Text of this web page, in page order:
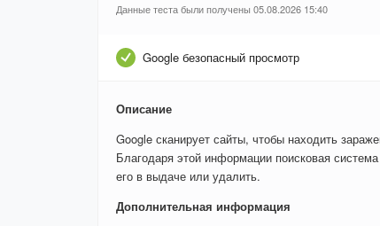
Данные теста были получены 05.08.2026 15:40
Google безопасный просмотр
Описание
Google сканирует сайты, чтобы находить
Благодаря этой информации поисковая
его в выдаче или удалить.
Дополнительная информация